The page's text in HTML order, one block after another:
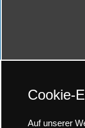
Cookie-
Auf unserer